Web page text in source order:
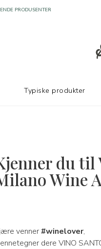
du til
Wine
venner #winelover,
dere VINO
PRODUSENTER
Typiske produkter